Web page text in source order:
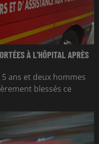
À L'HÔPITAL APRÈS
ans et deux hommes
blessés ce